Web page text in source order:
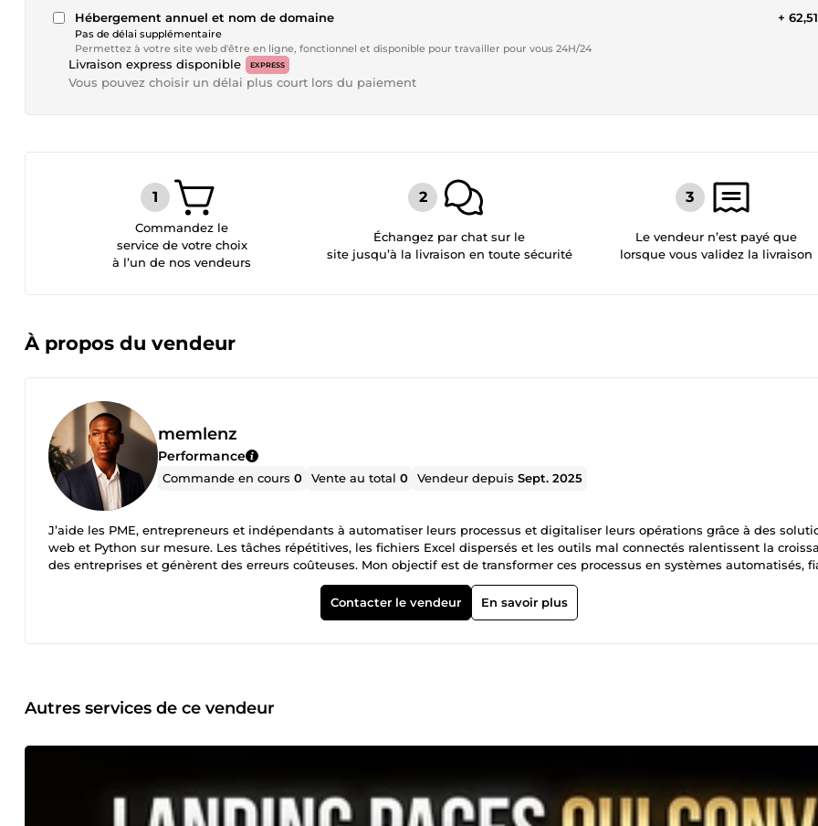
Hébergement annuel et nom de domaine
Pas de délai supplémentaire
Permettez à votre site web d'être en ligne, fonctionnel et disponible pour travailler pour vous 24H/24
+
Livraison express disponible EXPRESS
Vous pouvez choisir un délai plus court lors du paiement
Commandez le
service de votre choix
à l’un de nos vendeurs
Échangez par chat sur le
site jusqu’à la livraison en toute sécurité
Le vendeur n’est payé que
lorsque vous validez la livraison
À propos du vendeur
memlenz
Performance
Commande en cours0 Vente au total0 Vendeur depuisSept. 2025
J’aide les PME, entrepreneurs et indépendants à automatiser leurs processus et digitaliser leurs opérations grâce à des
web et Python sur mesure. Les tâches répétitives, les fichiers Excel dispersés et les outils mal connectés ralentissent la
des entreprises et génèrent des erreurs coûteuses. Mon objectif est de transformer ces processus en systèmes automatisés,
et évolutifs. Ce que je peux faire pour vous : ✔ Automatisation de tâches répétitives avec Python (Excel, CSV, données métier) ✔
Extraction et traitement de données web (web scraping et APIs) ✔ Développement d’applications métier sur mesure avec
✔ Création de sites web professionnels et rapides ✔ Optimisation SEO technique et performance des sites web ✔ Mise en
Contacter le vendeur En savoir plus
Autres services de ce vendeur